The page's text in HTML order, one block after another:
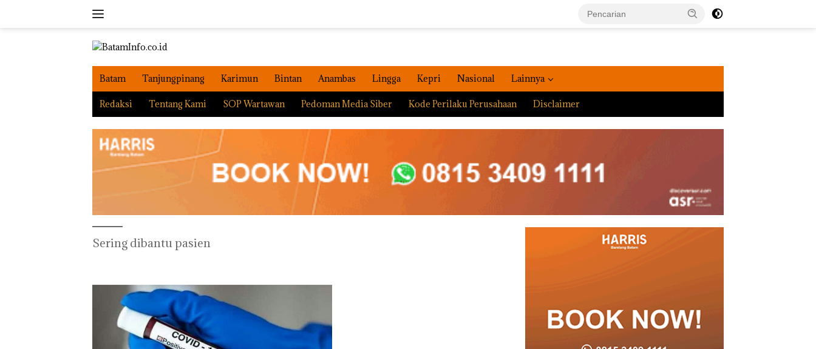
Batam Tanjungpinang Karimun Bintan Anambas Lingga Kepri Nasional Lainnya
Redaksi Tentang Kami SOP Wartawan Pedoman Media Siber Kode Perilaku Perusahaan Disclaimer
Sering dibantu pasien